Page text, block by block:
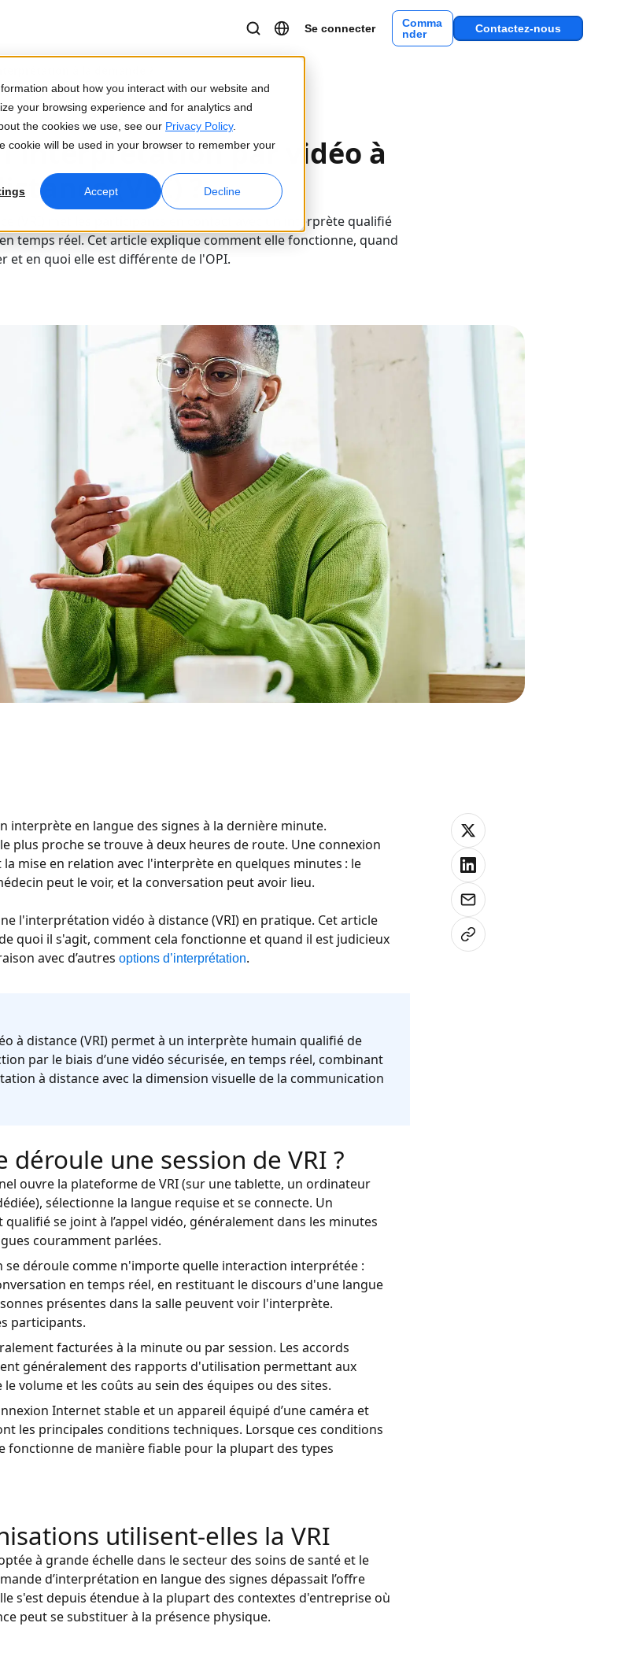
about how you interact with our website and
your browsing experience and for analytics and
the cookies we use, see our Privacy Policy.
cookie will be used in your browser to remember your
Accept Decline
Se connecter
Comma
nder
Contactez-nous
2026-03-12
l'interprétation par vidéo à
(VRI) ?
(VRI) met les participants en contact avec un interprète qualifié
temps réel. Cet article explique comment elle fonctionne, quand
et en quoi elle est différente de l'OPI.
interprète en langue des signes à la dernière minute.
plus proche se trouve à deux heures de route. Une connexion
mise en relation avec l'interprète en quelques minutes : le
peut le voir, et la conversation peut avoir lieu.
l'interprétation vidéo à distance (VRI) en pratique. Cet article
quoi il s'agit, comment cela fonctionne et quand il est judicieux
avec d’autres options d’interprétation.
à distance (VRI) permet à un interprète humain qualifié de
par le biais d’une vidéo sécurisée, en temps réel, combinant
à distance avec la dimension visuelle de la communication
déroule une session de VRI ?
ouvre la plateforme de VRI (sur une tablette, un ordinateur
sélectionne la langue requise et se connecte. Un
se joint à l’appel vidéo, généralement dans les minutes
couramment parlées.
se déroule comme n'importe quelle interaction interprétée :
en temps réel, en restituant le discours d'une langue
présentes dans la salle peuvent voir l'interprète.
participants.
facturées à la minute ou par session. Les accords
généralement des rapports d'utilisation permettant aux
volume et les coûts au sein des équipes ou des sites.
Internet stable et un appareil équipé d’une caméra et
les principales conditions techniques. Lorsque ces conditions
fonctionne de manière fiable pour la plupart des types
utilisent-elles la VRI
à grande échelle dans le secteur des soins de santé et le
d’interprétation en langue des signes dépassait l’offre
s'est depuis étendue à la plupart des contextes d'entreprise où
peut se substituer à la présence physique.